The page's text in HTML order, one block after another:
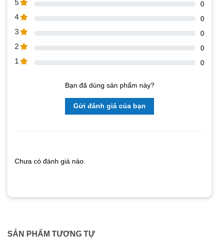
5 0
4 0
3 0
2 0
1 0
Bạn đã dùng sản phẩm này?
Gửi đánh giá của bạn
Chưa có đánh giá nào.
SẢN PHẨM TƯƠNG TỰ